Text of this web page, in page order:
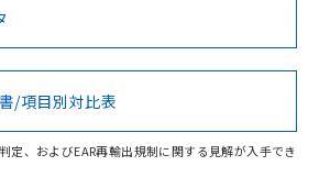
Cd Cr(VI)
/項目別対比表
定、およびEAR再輸出規制に関する見解が入手でき